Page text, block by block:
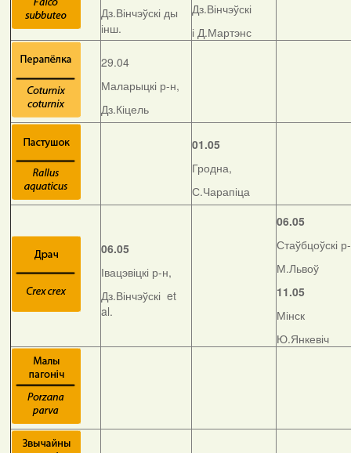
Дз.Вінчэўскі ды
інш.
Дз.Вінчэўскі
і Д.Мартэнс
29.04
Маларыцкі р-н,
Дз.Кіцель
01.05
Гродна,
С.Чарапіца
06.05
Івацэвіцкі р-н,
Дз.Вінчэўскі et
al.
06.05
Стаўбцоўскі
М.Львоў
11.05
Мінск
Ю.Янкевіч